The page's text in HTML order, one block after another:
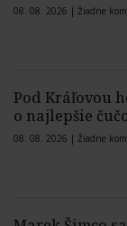
08. 08. 2026 | Žiadne
Pod Kráľovou
o najlepšie
08. 08. 2026 | Žiadne